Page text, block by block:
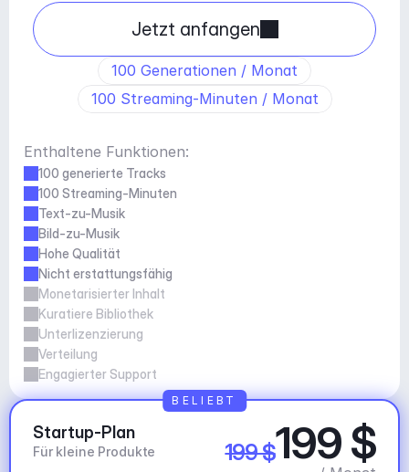
Jetzt anfangen
100 Generationen / Monat
100 Streaming-Minuten / Monat
Enthaltene Funktionen:
100 generierte Tracks
100 Streaming-Minuten
Text-zu-Musik
Bild-zu-Musik
Hohe Qualität
Nicht erstattungsfähig
Monetarisierter Inhalt
Kuratiere Bibliothek
Unterlizenzierung
Verteilung
Engagierter Support
Startup-Plan
Für kleine Produkte 199 $199 $
BELIEBT